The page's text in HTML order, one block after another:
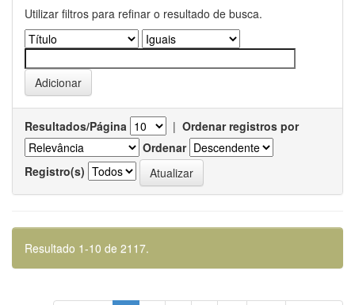
Utilizar filtros para refinar o resultado de busca.
Resultados/Página | Ordenar registros por
Ordenar
Registro(s)
Resultado 1-10 de 2117.